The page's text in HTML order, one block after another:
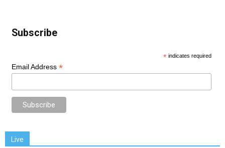
Subscribe
* indicates required
Email Address *
Live